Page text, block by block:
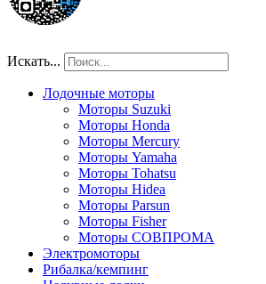
Искать...
Лодочные моторы
Моторы Suzuki
Моторы Honda
Моторы Mercury
Моторы Yamaha
Моторы Tohatsu
Моторы Hidea
Моторы Parsun
Моторы Fisher
Моторы СОВПРОМА
Электромоторы
Рибалка/кемпинг